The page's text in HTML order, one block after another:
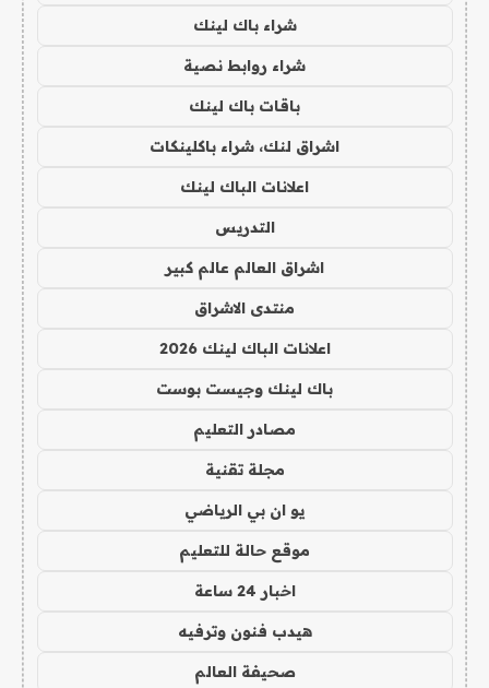
شراء باك لينك
شراء روابط نصية
باقات باك لينك
اشراق لنك، شراء باكلينكات
اعلانات الباك لينك
التدريس
اشراق العالم عالم كبير
منتدى الاشراق
اعلانات الباك لينك 2026
باك لينك وجيست بوست
مصادر التعليم
مجلة تقنية
يو ان بي الرياضي
موقع حالة للتعليم
اخبار 24 ساعة
هيدب فنون وترفيه
صحيفة العالم